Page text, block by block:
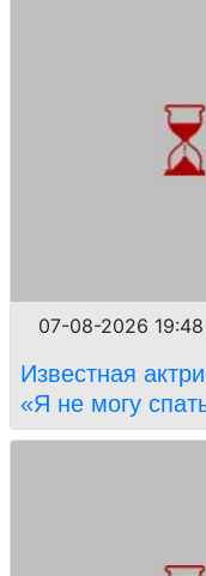
07-08-2026 19:48
Известная
«Я не могу